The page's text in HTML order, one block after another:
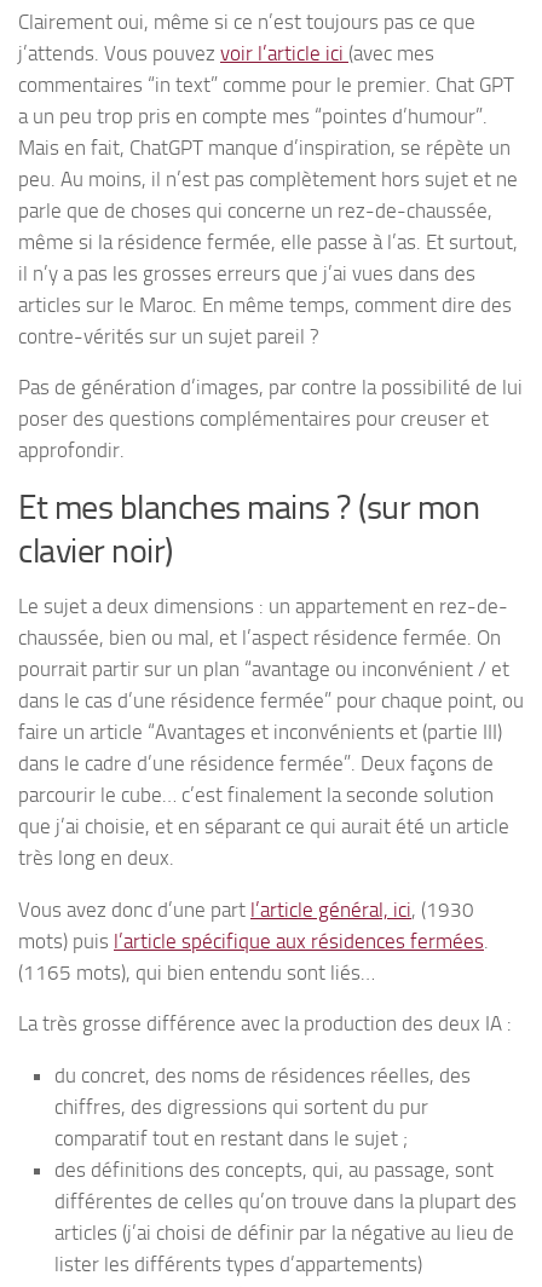
Clairement oui, même si ce n’est toujours pas ce que
j’attends. Vous pouvez voir l’article ici (avec mes
commentaires “in text” comme pour le premier. Chat GPT
a un peu trop pris en compte mes “pointes d’humour”.
Mais en fait, ChatGPT manque d’inspiration, se répète un
peu. Au moins, il n’est pas complètement hors sujet et ne
parle que de choses qui concerne un rez-de-chaussée,
même si la résidence fermée, elle passe à l’as. Et surtout,
il n’y a pas les grosses erreurs que j’ai vues dans des
articles sur le Maroc. En même temps, comment dire des
contre-vérités sur un sujet pareil ?
Pas de génération d’images, par contre la possibilité de lui
poser des questions complémentaires pour creuser et
approfondir.
Et mes blanches mains ? (sur mon
clavier noir)
Le sujet a deux dimensions : un appartement en rez-de-
chaussée, bien ou mal, et l’aspect résidence fermée. On
pourrait partir sur un plan “avantage ou inconvénient / et
dans le cas d’une résidence fermée” pour chaque point, ou
faire un article “Avantages et inconvénients et (partie III)
dans le cadre d’une résidence fermée”. Deux façons de
parcourir le cube… c’est finalement la seconde solution
que j’ai choisie, et en séparant ce qui aurait été un article
très long en deux.
Vous avez donc d’une part l’article général, ici, (1930
mots) puis l’article spécifique aux résidences fermées
(1165 mots), qui bien entendu sont liés…
La très grosse différence avec la production des deux IA :
du concret, des noms de résidences réelles, des
chiffres, des digressions qui sortent du pur
comparatif tout en restant dans le sujet ;
des définitions des concepts, qui, au passage, sont
différentes de celles qu’on trouve dans la plupart des
articles (j’ai choisi de définir par la négative au lieu de
lister les différents types d’appartements)